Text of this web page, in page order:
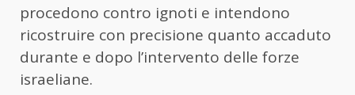
procedono contro ignoti e intendono
ricostruire con precisione quanto accaduto
durante e dopo l’intervento delle forze
israeliane.